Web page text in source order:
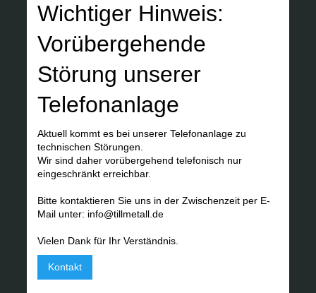
Wichtiger Hinweis:
Vorübergehende
Störung unserer
Telefonanlage
Aktuell kommt es bei unserer Telefonanlage zu
technischen Störungen.
Wir sind daher vorübergehend telefonisch nur
eingeschränkt erreichbar.
Bitte kontaktieren Sie uns in der Zwischenzeit per E-
Mail unter: info@tillmetall.de
Vielen Dank für Ihr Verständnis.
Kontakt